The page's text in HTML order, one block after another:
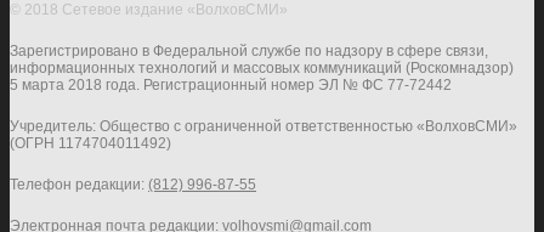
© 2018 Сетевое издание «ВолховСМИ»
Зарегистрировано в Федеральной службе по надзору в сфере связи,
информационных технологий и массовых коммуникаций (Роскомнадзор)
5 марта 2018 года. Регистрационный номер ЭЛ № ФС 77-72442
Учредитель: Общество с ограниченной ответственностью «ВолховСМИ»
(ОГРН 1174704011492)
Телефон редакции: (812) 996-87-55
Электронная почта редакции: volhovsmi@gmail.com